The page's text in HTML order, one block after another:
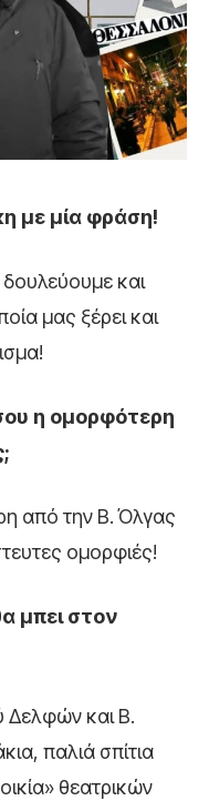
με μία φράση!
και
μας ξέρει και
η ομορφότερη
από την Β. Όλγας
ομορφιές!
μπει στον
Δελφών και Β.
παλιά σπίτια
θεατρικών